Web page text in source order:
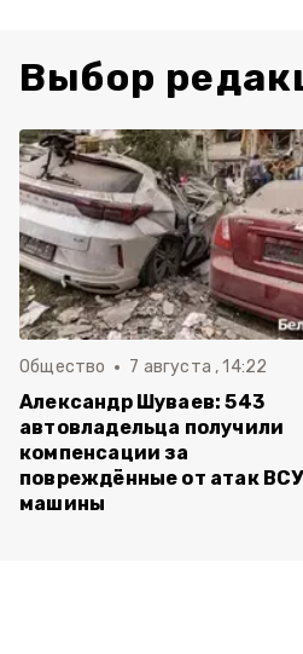
Выбор
Общество 7 августа , 14:22
Александр Шуваев: 543
автовладельца получили
компенсации за
повреждённые от атак ВСУ
машины